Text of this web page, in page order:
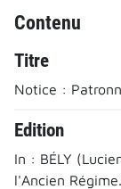
Contenu
Titre
Notice :
Edition
In : BÉLY
l'Ancien